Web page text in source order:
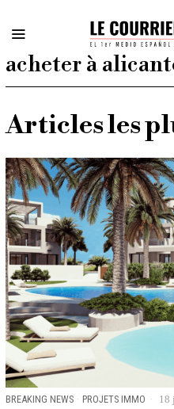
acheter à
Articles les
BREAKING NEWS · PROJETS IMMO 18